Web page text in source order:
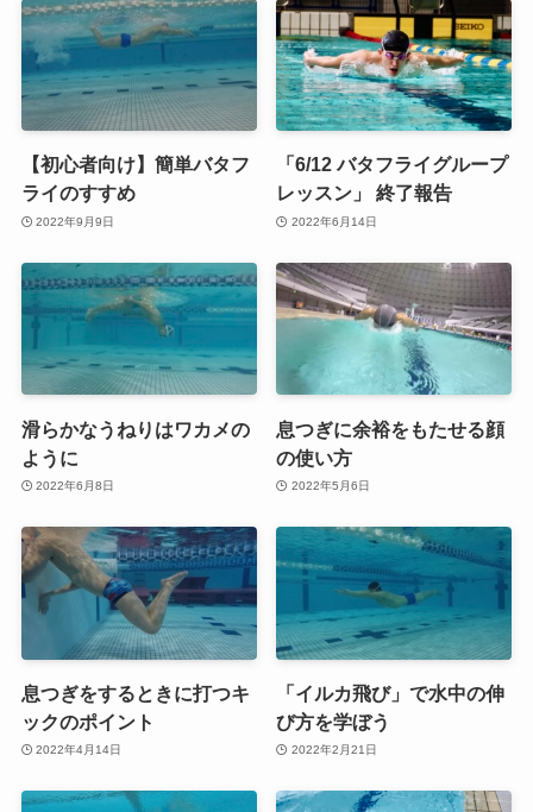
【初心者向け】簡単バタフ
ライのすすめ
2022年9月9日
「6/12 バタフライグループ
レッスン」 終了報告
2022年6月14日
滑らかなうねりはワカメの
ように
2022年6月8日
息つぎに余裕をもたせる顔
の使い方
2022年5月6日
息つぎをするときに打つキ
ックのポイント
2022年4月14日
「イルカ飛び」で水中の伸
び方を学ぼう
2022年2月21日